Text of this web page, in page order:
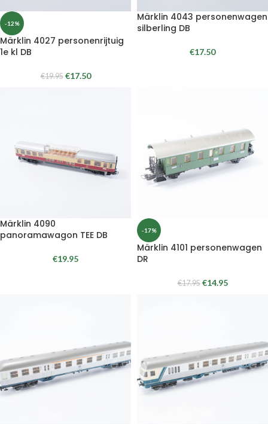
-12%
Märklin 4027 personenrijtuig
1e kl DB
€19.95 €17.50
Märklin 4043 personenwagen
silberling DB
€17.50
Märklin 4090
panoramawagon TEE DB
€19.95
-17%
Märklin 4101 personenwagen
DR
€17.95 €14.95